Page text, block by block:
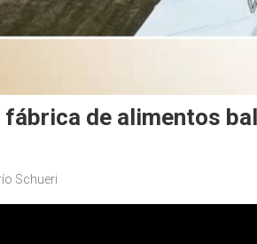
fábrica de alimentos
Schueri